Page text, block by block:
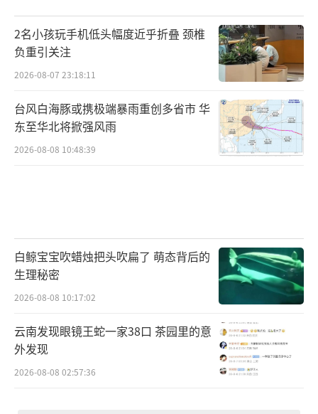
2名小孩玩手机低头幅度近乎折叠 颈椎
负重引关注
2026-08-07 23:18:11
台风白海豚或携极端暴雨重创多省市 华
东至华北将掀强风雨
2026-08-08 10:48:39
白鲸宝宝吹蜡烛把头吹扁了 萌态背后的
生理秘密
2026-08-08 10:17:02
云南发现眼镜王蛇一家38口 茶园里的意
外发现
2026-08-08 02:57:36